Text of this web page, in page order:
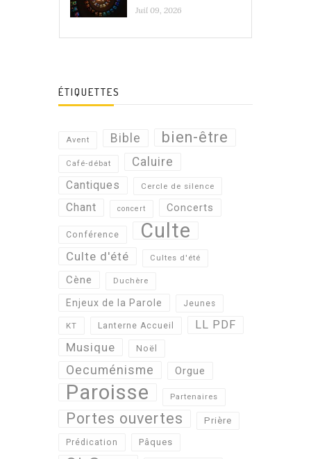
Juil 09, 2026
ÉTIQUETTES
Avent Bible bien-être
Café-débat Caluire
Cantiques Cercle de silence
Chant concert Concerts
Conférence Culte
Culte d'été Cultes d'été
Cène Duchère
Enjeux de la Parole Jeunes
KT Lanterne Accueil LL PDF
Musique Noël
Oecuménisme Orgue
Paroisse Partenaires
Portes ouvertes Prière
Prédication Pâques